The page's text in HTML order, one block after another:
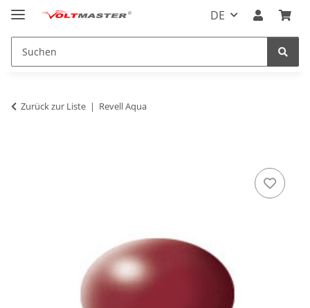
DE
Zurück zur Liste Revell Aqua